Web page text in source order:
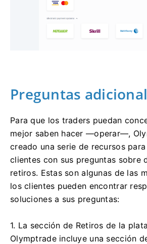
Preguntas
Para que los traders puedan
mejor saben hacer —operar—,
creado una serie de recursos
clientes con sus preguntas sobre
retiros. Estas son algunas de las
los clientes pueden encontrar
soluciones a sus preguntas:
1. La sección de Retiros de la
Olymptrade incluye una sección